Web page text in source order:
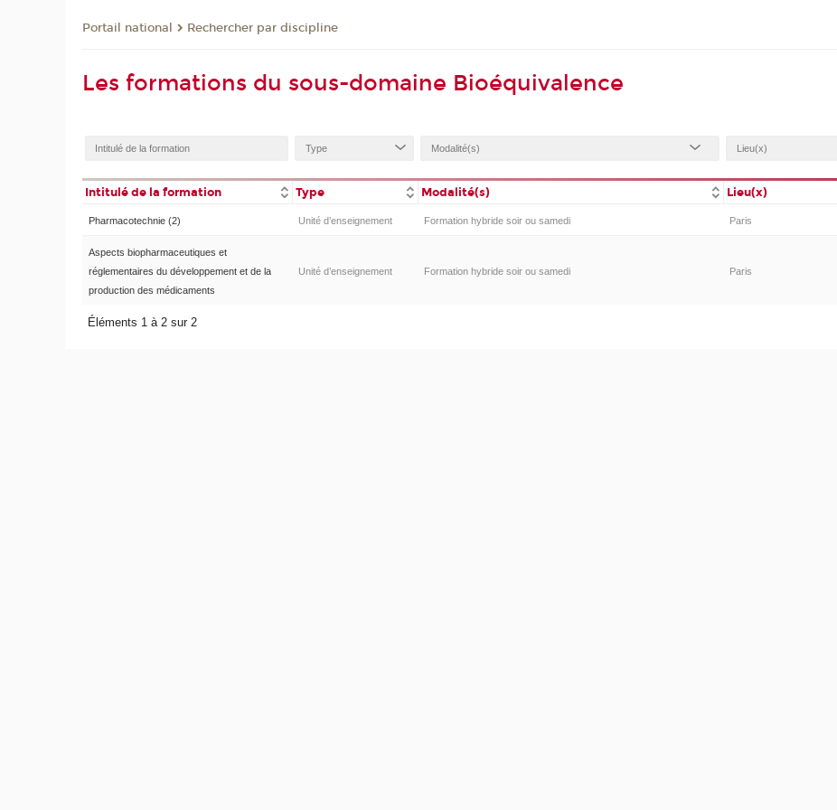
Portail national Rechercher par discipline
Les formations du sous-domaine Bioéquivalence
Intitulé de la formation Type Modalité(s) Lieu(x)
Pharmacotechnie (2) Unité d’enseignement Formation hybride soir ou samedi Paris
Aspects biopharmaceutiques et
réglementaires du développement et de la
production des médicaments
Unité d’enseignement Formation hybride soir ou samedi Paris
Éléments 1 à 2 sur 2